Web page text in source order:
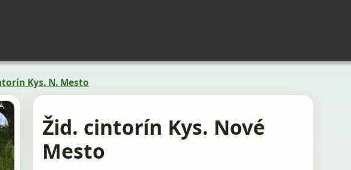
Kys. N. Mesto
Žid. cintorín Kys. Nové
Mesto